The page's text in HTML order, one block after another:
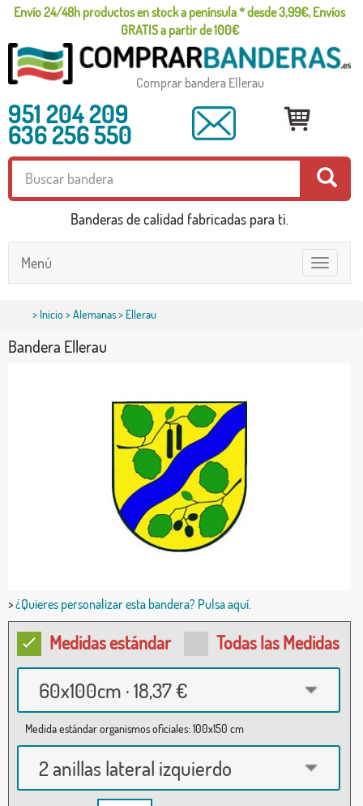
Envío 24/48h productos en stock a península * desde 3,99€, Envíos
GRATIS a partir de 100€
Comprar bandera Ellerau
951 204 209
636 256 550
Banderas de calidad fabricadas para ti.
Toggle
navigation
Menú
> Inicio>Alemanas> Ellerau
Bandera Ellerau
>¿Quieres personalizar esta bandera? Pulsa aquí.
Medidas estándar Todas las Medidas
60x100cm · 18,37 €
Medida estándar organismos oficiales: 100x150 cm
2 anillas lateral izquierdo